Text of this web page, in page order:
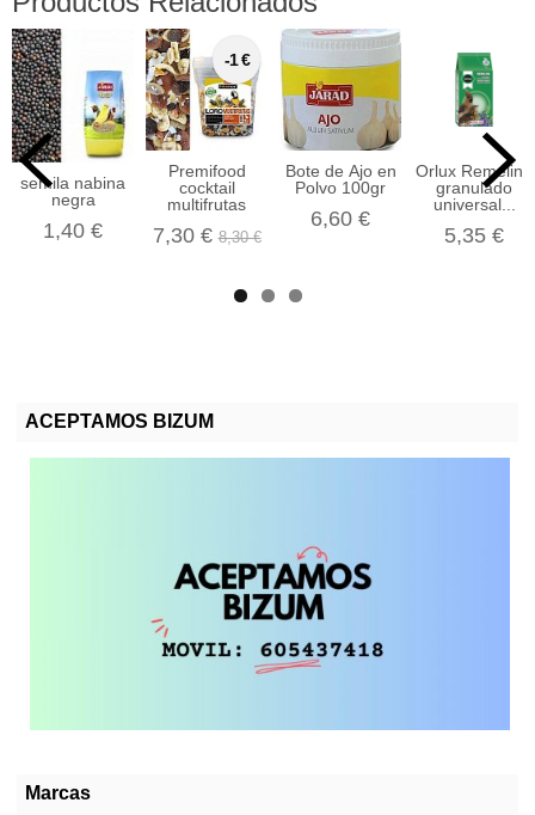
ACEPTAMOS BIZUM
Marcas
semila nabina
negra
1,40 €
-1 €
Premifood
cocktail
multifrutas
7,30 €8,30 €
Bote de Ajo en
Polvo 100gr
6,60 €
Orlux Remeline
granulado
universal...
5,35 €